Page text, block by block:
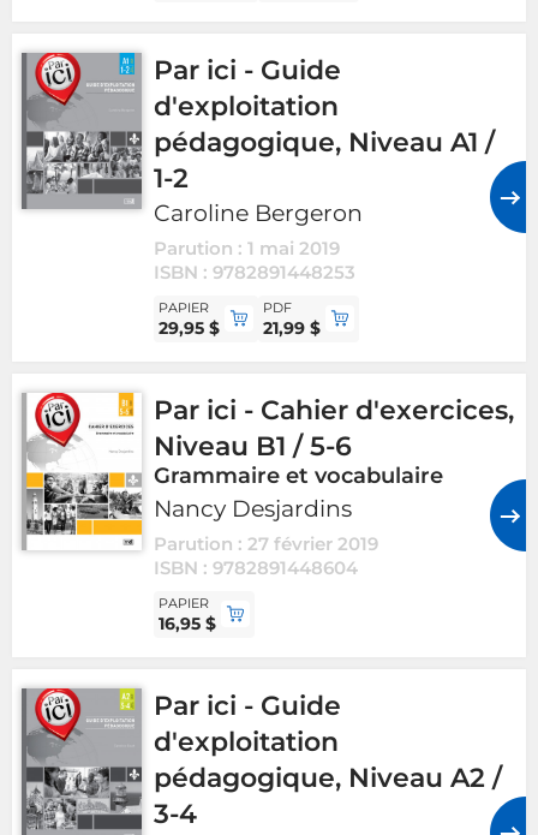
Par ici - Guide
d'exploitation
pédagogique, Niveau A1 /
1-2
Caroline Bergeron
Parution : 1 mai 2019
ISBN : 9782891448253
PAPIER
29,95 $
PDF
21,99 $
Par ici - Cahier d'exercices,
Niveau B1 / 5-6
Grammaire et vocabulaire
Nancy Desjardins
Parution : 27 février 2019
ISBN : 9782891448604
PAPIER
16,95 $
Par ici - Guide
d'exploitation
pédagogique, Niveau A2 /
3-4